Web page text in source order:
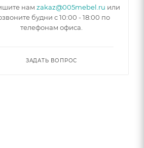
нам zakaz@005mebel.ru или
будни с 10:00 - 18:00 по
телефонам офиса.
ЗАДАТЬ ВОПРОС